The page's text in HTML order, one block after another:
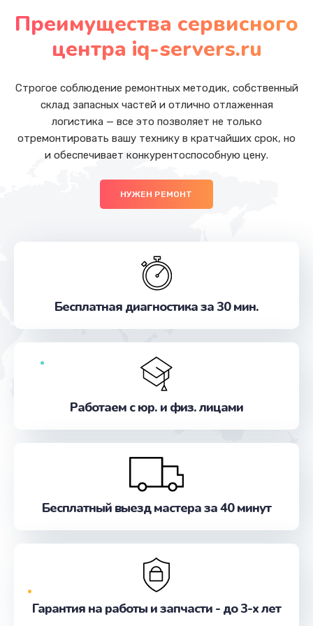
Заказать
от 490 руб.
Заказать
Замена передней камеры
от 490 руб.
Заказать
Заказать
Заказать
Замена стекла
Ремонт цепей питания
от 2500 руб.
Замена звуковой карты
Заказать
Замена шим-контроллера
Преимущества сервисного
центра iq-servers.ru
Строгое соблюдение ремонтных методик, собственный
склад запасных частей и отлично отлаженная
логистика — все это позволяет не только
отремонтировать вашу технику в кратчайших срок, но
и обеспечивает конкурентоспособную цену.
НУЖЕН РЕМОНТ
Бесплатная диагностика за 30 мин.
Работаем с юр. и физ. лицами
Бесплатный выезд мастера за 40 минут
Гарантия на работы и запчасти - до 3-х лет